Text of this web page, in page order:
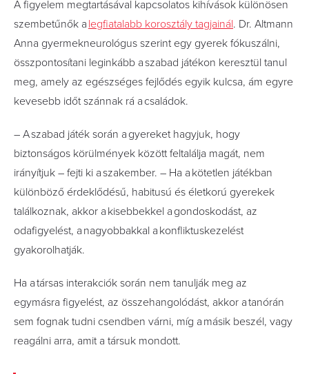
A figyelem megtartásával kapcsolatos kihívások különösen
szembetűnők a legfiatalabb korosztály tagjainál. Dr. Altmann
Anna gyermekneurológus szerint egy gyerek fókuszálni,
összpontosítani leginkább a szabad játékon keresztül tanul
meg, amely az egészséges fejlődés egyik kulcsa, ám egyre
kevesebb időt szánnak rá a családok.
– A szabad játék során a gyereket hagyjuk, hogy
biztonságos körülmények között feltalálja magát, nem
irányítjuk – fejti ki a szakember. – Ha a kötetlen játékban
különböző érdeklődésű, habitusú és életkorú gyerekek
találkoznak, akkor a kisebbekkel a gondoskodást, az
odafigyelést, a nagyobbakkal a konfliktuskezelést
gyakorolhatják.
Ha a társas interakciók során nem tanulják meg az
egymásra figyelést, az összehangolódást, akkor a tanórán
sem fognak tudni csendben várni, míg a másik beszél, vagy
reagálni arra, amit a társuk mondott.